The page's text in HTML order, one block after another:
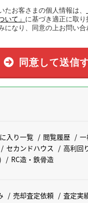
お客さまの個人情報は、
いて」 に基づき適正に取り
になり、同意の上お問い合
同意して送信
入り一覧 閲覧履歴
セカンドハウス
高利回
RC造・鉄骨造
売却査定依頼 査定実